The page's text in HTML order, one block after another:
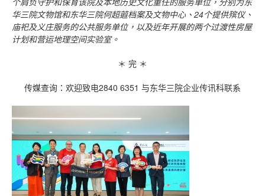
华三院文物馆和东华三院何超蕸档案及文物中心、24个提供殡仪、
庙祀及义庄服务的公共服务单位，以及近年开展的两个过渡性房屋
计划和营运地理空间实验室。
＊ 完 ＊
传媒查询：欢迎致电2840 6351 与东华三院企业传讯科联系